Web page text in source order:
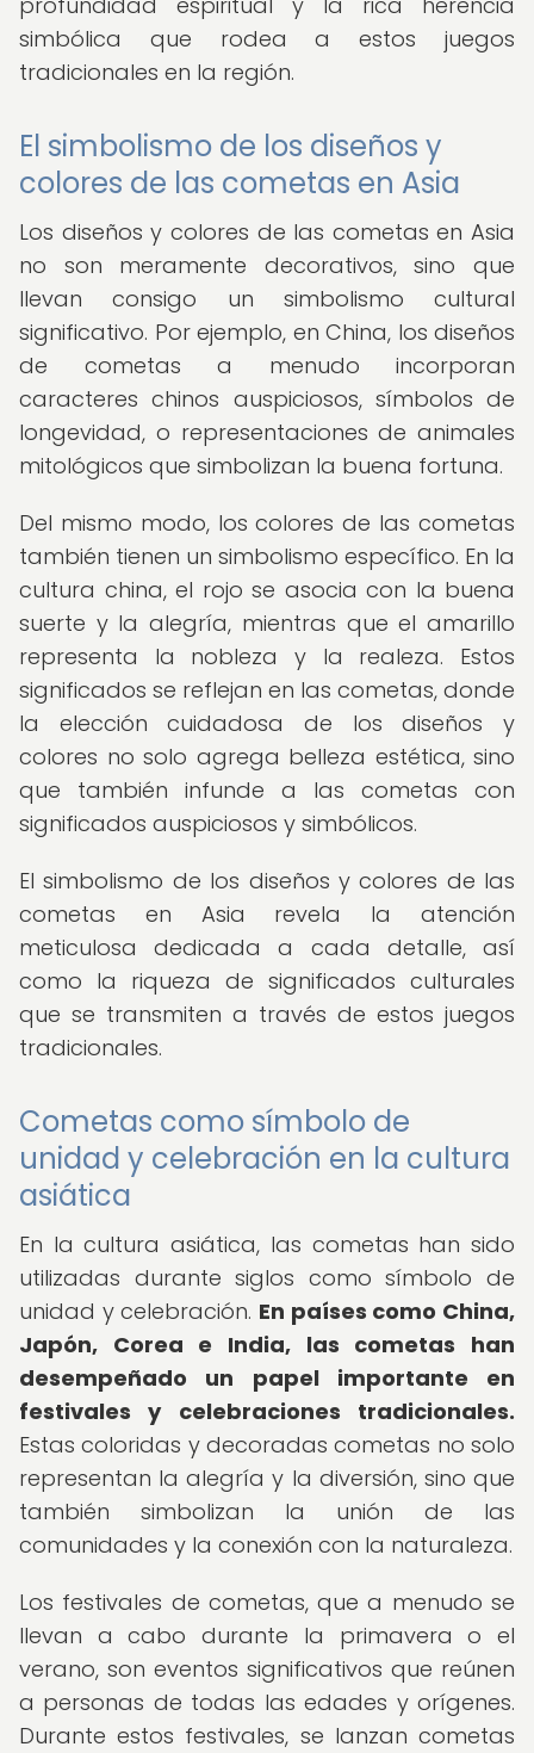
simbólica que rodea a estos juegos
tradicionales en la región.
El simbolismo de los diseños y
colores de las cometas en Asia
Los diseños y colores de las cometas en Asia
no son meramente decorativos, sino que
llevan consigo un simbolismo cultural
significativo. Por ejemplo, en China, los diseños
de cometas a menudo incorporan
caracteres chinos auspiciosos, símbolos de
longevidad, o representaciones de animales
mitológicos que simbolizan la buena fortuna.
Del mismo modo, los colores de las cometas
también tienen un simbolismo específico. En la
cultura china, el rojo se asocia con la buena
suerte y la alegría, mientras que el amarillo
representa la nobleza y la realeza. Estos
significados se reflejan en las cometas, donde
la elección cuidadosa de los diseños y
colores no solo agrega belleza estética, sino
que también infunde a las cometas con
significados auspiciosos y simbólicos.
El simbolismo de los diseños y colores de las
cometas en Asia revela la atención
meticulosa dedicada a cada detalle, así
como la riqueza de significados culturales
que se transmiten a través de estos juegos
tradicionales.
Cometas como símbolo de
unidad y celebración en la cultura
asiática
En la cultura asiática, las cometas han sido
utilizadas durante siglos como símbolo de
unidad y celebración. En países como China,
Japón, Corea e India, las cometas han
desempeñado un papel importante en
festivales y celebraciones tradicionales.
Estas coloridas y decoradas cometas no solo
representan la alegría y la diversión, sino que
también simbolizan la unión de las
comunidades y la conexión con la naturaleza.
Los festivales de cometas, que a menudo se
llevan a cabo durante la primavera o el
verano, son eventos significativos que reúnen
a personas de todas las edades y orígenes.
Durante estos festivales, se lanzan cometas